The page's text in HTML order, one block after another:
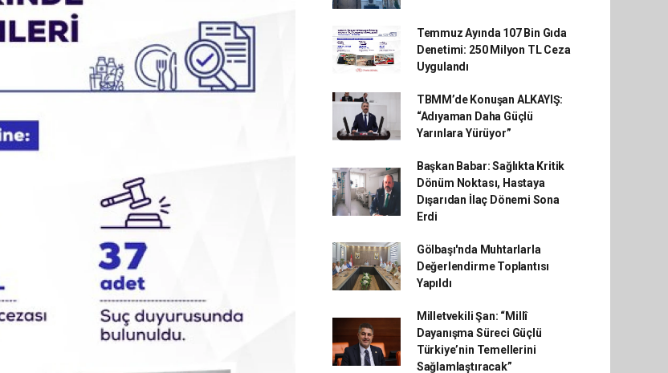
Temmuz Ayında 107 Bin Gıda
Denetimi: 250 Milyon TL Ceza
Uygulandı
TBMM’de Konuşan ALKAYIŞ:
“Adıyaman Daha Güçlü
Yarınlara Yürüyor”
Başkan Babar: Sağlıkta Kritik
Dönüm Noktası, Hastaya
Dışarıdan İlaç Dönemi Sona
Erdi
Gölbaşı'nda Muhtarlarla
Değerlendirme Toplantısı
Yapıldı
Milletvekili Şan: “Millî
Dayanışma Süreci Güçlü
Türkiye’nin Temellerini
Sağlamlaştıracak”